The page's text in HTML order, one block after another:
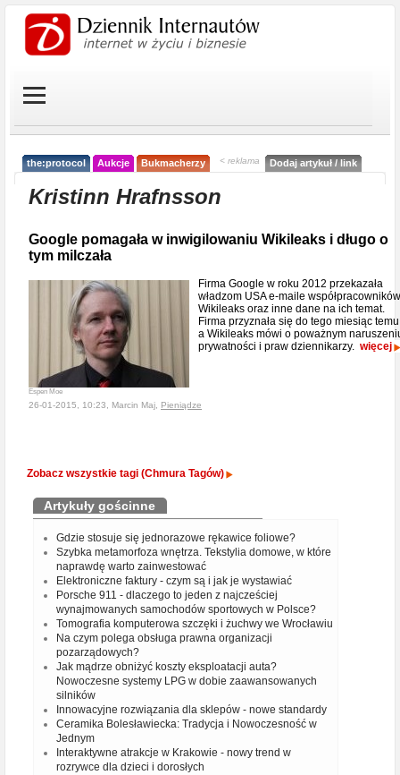
the:protocol Aukcje Bukmacherzy < reklama Dodaj artykuł / link
Kristinn Hrafnsson
Google pomagała w inwigilowaniu Wikileaks i długo o
tym milczała
Espen Moe
Firma Google w roku 2012 przekazała
władzom USA e-maile współpracowników
Wikileaks oraz inne dane na ich temat.
Firma przyznała się do tego miesiąc
a Wikileaks mówi o poważnym
prywatności i praw dziennikarzy. więcej
26-01-2015, 10:23, Marcin Maj, Pieniądze
Zobacz wszystkie tagi (Chmura Tagów)
Artykuły gościnne
Gdzie stosuje się jednorazowe rękawice foliowe?
Szybka metamorfoza wnętrza. Tekstylia domowe, w które
naprawdę warto zainwestować
Elektroniczne faktury - czym są i jak je wystawiać
Porsche 911 - dlaczego to jeden z najcześciej
wynajmowanych samochodów sportowych w Polsce?
Tomografia komputerowa szczęki i żuchwy we Wrocławiu
Na czym polega obsługa prawna organizacji
pozarządowych?
Jak mądrze obniżyć koszty eksploatacji auta?
Nowoczesne systemy LPG w dobie zaawansowanych
silników
Innowacyjne rozwiązania dla sklepów - nowe standardy
Ceramika Bolesławiecka: Tradycja i Nowoczesność w
Jednym
Interaktywne atrakcje w Krakowie - nowy trend w
rozrywce dla dzieci i dorosłych